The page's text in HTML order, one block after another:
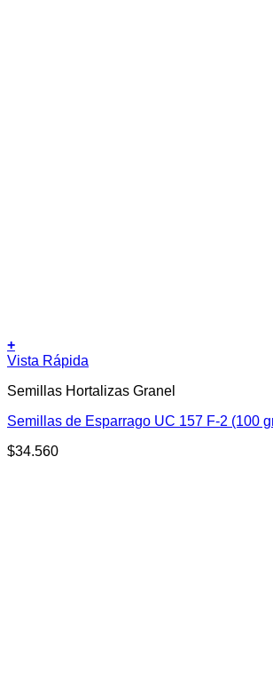
+
Vista Rápida
Semillas Hortalizas Granel
Semillas de Esparrago UC 157 F-2 (100
$34.560